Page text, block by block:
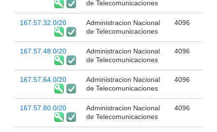
de Telecomunicaciones
167.57.32.0/20
Administracion Nacional
de Telecomunicaciones
4096
167.57.48.0/20
Administracion Nacional
de Telecomunicaciones
4096
167.57.64.0/20
Administracion Nacional
de Telecomunicaciones
4096
167.57.80.0/20
Administracion Nacional
de Telecomunicaciones
4096